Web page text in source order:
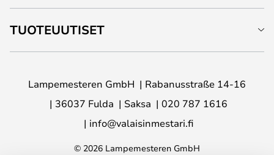
TUOTEUUTISET
Lampemesteren GmbH
Rabanusstraße 14-16
36037 Fulda
Saksa
020 787 1616
info@valaisinmestari.fi
© 2026 Lampemesteren GmbH